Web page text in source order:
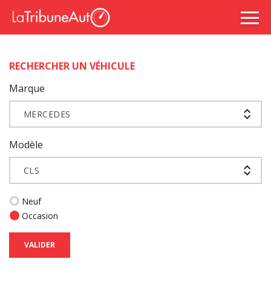
RECHERCHER UN VÉHICULE
Marque
MERCEDES
Modèle
CLS
Neuf
Occasion
VALIDER